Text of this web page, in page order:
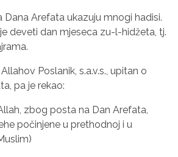
Arefata ukazuju mnogi hadisi.
deveti dan mjeseca zu-l-hidžeta, tj.
Poslanik, s.a.v.s., upitan o
pa je rekao:
zbog posta na Dan Arefata,
počinjene u prethodnoj i u